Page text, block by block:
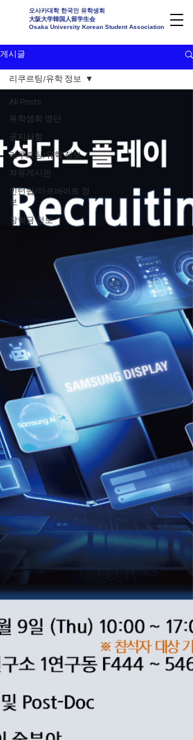
오사카대학 한국인 유학생회
大阪大学韓国人留学生会
Osaka University Korean Student Association
게시글
All Posts
유학생회 명단
공지사항
리쿠르팅/유학 정보
자유게시판
인턴쉽/아르바이트 정
보
장학금 정보
리쿠르팅/유학 정보